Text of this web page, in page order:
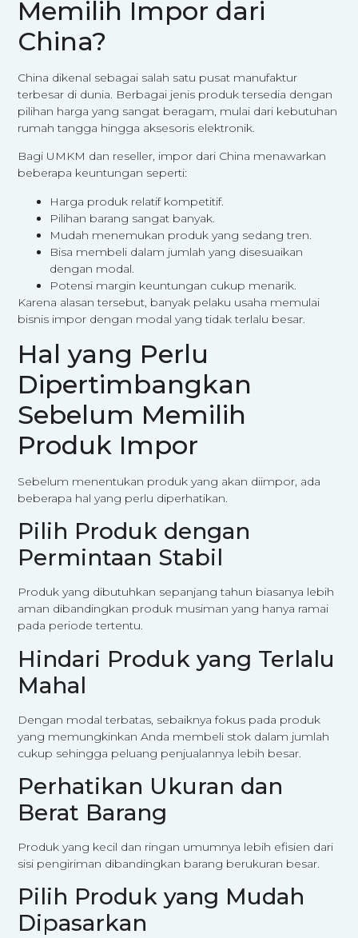
Memilih Impor dari
China?
China dikenal sebagai salah satu pusat manufaktur
terbesar di dunia. Berbagai jenis produk tersedia dengan
pilihan harga yang sangat beragam, mulai dari kebutuhan
rumah tangga hingga aksesoris elektronik.
Bagi UMKM dan reseller, impor dari China menawarkan
beberapa keuntungan seperti:
Harga produk relatif kompetitif.
Pilihan barang sangat banyak.
Mudah menemukan produk yang sedang tren.
Bisa membeli dalam jumlah yang disesuaikan
dengan modal.
Potensi margin keuntungan cukup menarik.
Karena alasan tersebut, banyak pelaku usaha memulai
bisnis impor dengan modal yang tidak terlalu besar.
Hal yang Perlu
Dipertimbangkan
Sebelum Memilih
Produk Impor
Sebelum menentukan produk yang akan diimpor, ada
beberapa hal yang perlu diperhatikan.
Pilih Produk dengan
Permintaan Stabil
Produk yang dibutuhkan sepanjang tahun biasanya lebih
aman dibandingkan produk musiman yang hanya ramai
pada periode tertentu.
Hindari Produk yang Terlalu
Mahal
Dengan modal terbatas, sebaiknya fokus pada produk
yang memungkinkan Anda membeli stok dalam jumlah
cukup sehingga peluang penjualannya lebih besar.
Perhatikan Ukuran dan
Berat Barang
Produk yang kecil dan ringan umumnya lebih efisien dari
sisi pengiriman dibandingkan barang berukuran besar.
Pilih Produk yang Mudah
Dipasarkan